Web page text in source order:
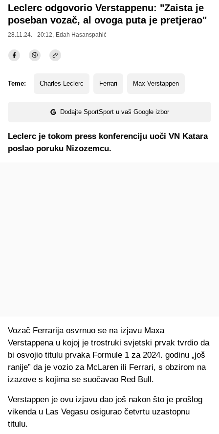
Leclerc odgovorio Verstappenu: "Zaista je
poseban vozač, al ovoga puta je pretjerao"
28.11.24. - 20:12, Edah Hasanspahić
Teme: Charles Leclerc Ferrari Max Verstappen
Dodajte SportSport u vaš Google izbor
Leclerc je tokom press konferenciju uoči VN Katara
poslao poruku Nizozemcu.
Vozač Ferrarija osvrnuo se na izjavu Maxa
Verstappena u kojoj je trostruki svjetski prvak tvrdio da
bi osvojio titulu prvaka Formule 1 za 2024. godinu „još
ranije” da je vozio za McLaren ili Ferrari, s obzirom na
izazove s kojima se suočavao Red Bull.
Verstappen je ovu izjavu dao još nakon što je prošlog
vikenda u Las Vegasu osigurao četvrtu uzastopnu
titulu.